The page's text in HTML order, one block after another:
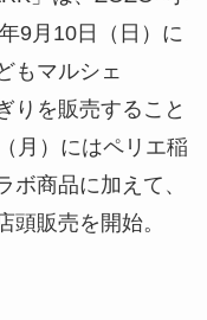
9月10日（日）に
もマルシェ
りを販売すること
月）にはペリエ稲
商品に加えて、
頭販売を開始。